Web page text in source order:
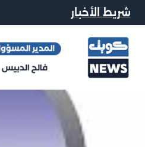
شريط الأخبار